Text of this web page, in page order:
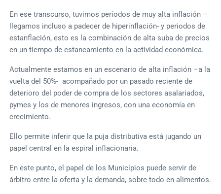
En ese transcurso, tuvimos períodos de muy alta inflación –
llegamos incluso a padecer de hiperinflación- y periodos de
estanflación, esto es la combinación de alta suba de precios
en un tiempo de estancamiento en la actividad económica.
Actualmente estamos en un escenario de alta inflación –a la
vuelta del 50%- acompañado por un pasado reciente de
deterioro del poder de compra de los sectores asalariados,
pymes y los de menores ingresos, con una economía en
crecimiento.
Ello permite inferir que la puja distributiva está jugando un
papel central en la espiral inflacionaria.
En este punto, el papel de los Municipios puede servir de
árbitro entre la oferta y la demanda, sobre todo en alimentos.